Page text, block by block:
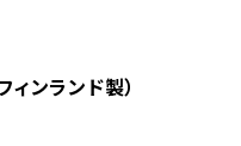
ィンランド製）